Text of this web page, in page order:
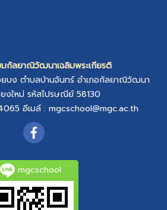
มกัลยาณิวัฒนาเฉลิมพระเกียรติ
บง ตำบลบ้านจันทร์อำเภอกัลยาณิวัฒนา
งใหม่ รหัสไปรษณีย์ 58130
อีเมล์ : mgcschool@mgc.ac.th
mgcschool